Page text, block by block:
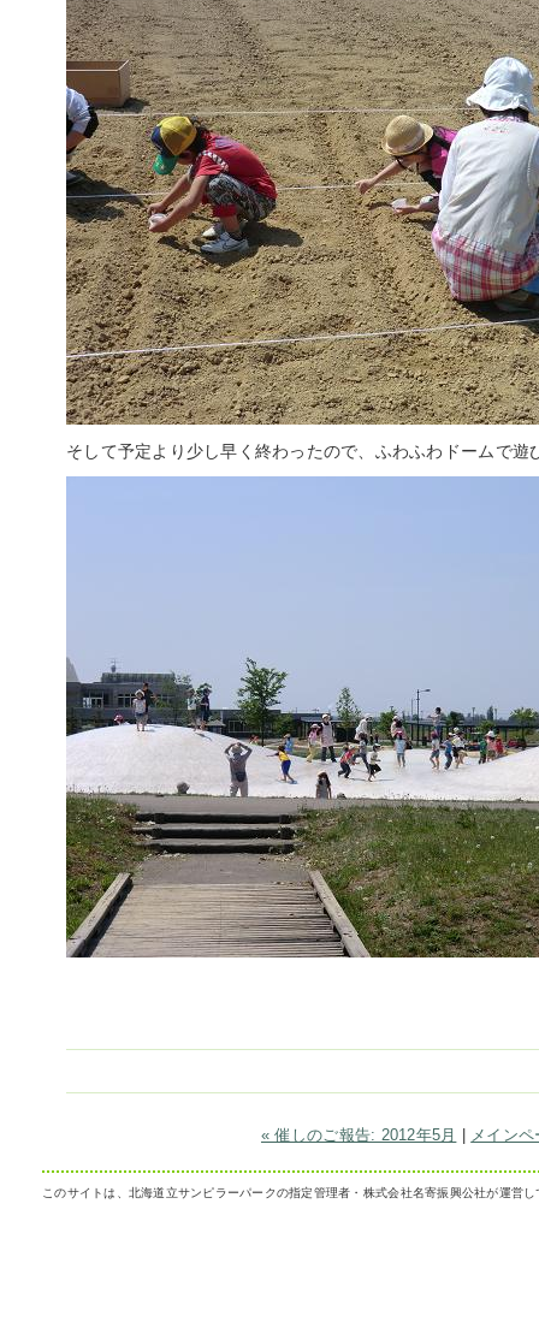
そして予定より少し早く終わったので、ふわふわドームで遊
« 催しのご報告: 2012年5月 | メインペ
このサイトは、北海道立サンピラーパークの指定管理者・株式会社名寄振興公社が運営